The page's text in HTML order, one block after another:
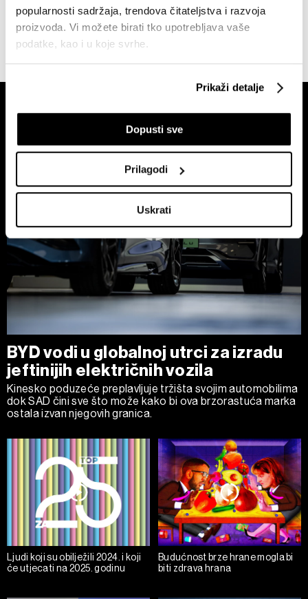
popularnosti sadržaja, trendova čitateljstva i razvoja
proizvoda. Vi možete birati tko upotrebljava vaše
podatke, kao i u koje svrhe.
Prikupljati podatke o vašoj geografskoj lokaciji,
koji mogu biti precizni do radijusa od nekoliko metara
Prepoznati vaš uređaj tako što ćemo aktivno
skenirati njegove određene karakteristike ("uzimanje
kako se obrađuje vaše osobne podatke te postaviti svoje
preferencije. Svoju privolu možete u svakom trenutku
izmijeniti ili povući u Izjavi o kolačićima.
Zajednički voditelji obrade su HD-WIN ARENA SPORT
d.o.o. iPartneri
Više o podacima koje obrađujemo kao i o
vašim pravima pročitajte u našojPolitici privatnosti, a o
kolačićima i drugim sličnim tehnologijama uPolitici kolačića
Kolačiće u bilo kojem trenutku možete ponovno ažurirati klikom
na „Prikaži detalje“. Privolu možete u bilo kojem trenutku
povući bez negativnih posljedica.
Prikaži detalje
Dopusti sve
Prilagodi
Uskrati
BYD vodi u globalnoj utrci za izradu
jeftinijih električnih vozila
Kinesko poduzeće preplavljuje tržišta svojim automobilima
dok SAD čini sve što može kako bi ova brzorastuća marka
ostala izvan njegovih granica.
Ljudi koji su obilježili 2024. i koji
će utjecati na 2025. godinu
Budućnost brze hrane mogla bi
biti zdrava hrana